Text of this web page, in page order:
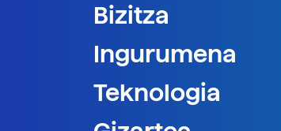
Bizitza
Ingurumena
Teknologia